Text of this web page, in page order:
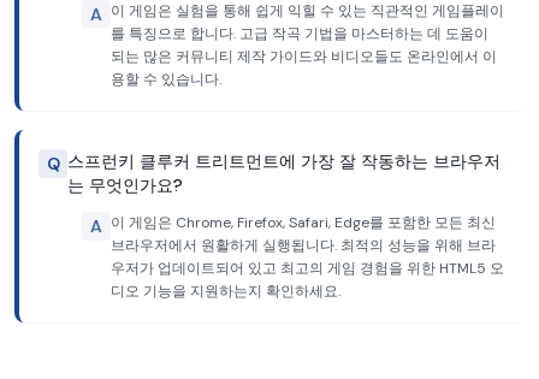
A 이 게임은 실험을 통해 쉽게 익힐 수 있는 직관적인 게임플레이
를 특징으로 합니다. 고급 작곡 기법을 마스터하는 데 도움이
되는 많은 커뮤니티 제작 가이드와 비디오들도 온라인에서 이
용할 수 있습니다.
Q 스프런키 클루커 트리트먼트에 가장 잘 작동하는 브라우저
는 무엇인가요?
A 이 게임은 Chrome, Firefox, Safari, Edge를 포함한 모든 최신
브라우저에서 원활하게 실행됩니다. 최적의 성능을 위해 브라
우저가 업데이트되어 있고 최고의 게임 경험을 위한 HTML5 오
디오 기능을 지원하는지 확인하세요.